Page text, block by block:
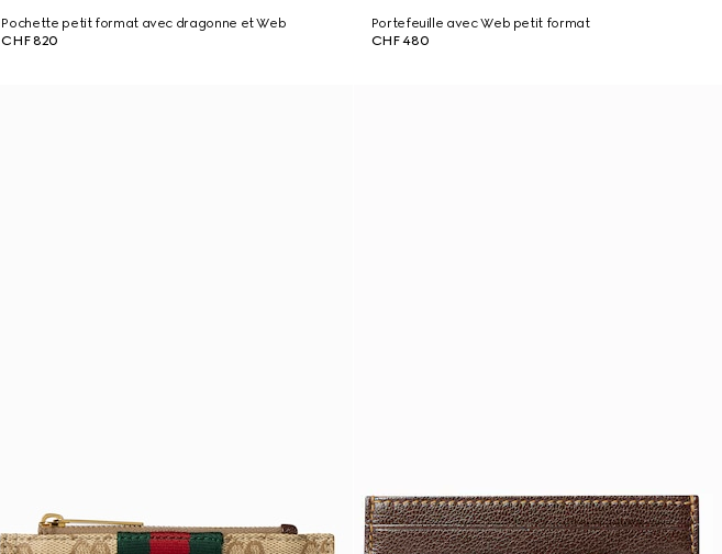
Pochette petit format avec dragonne et Web
CHF 820
Portefeuille avec Web petit format
CHF 480